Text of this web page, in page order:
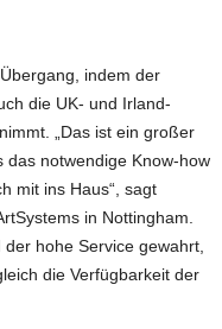
indem der
die UK- und Irland-
„Das ist ein großer
das notwendige Know-how
mit ins Haus“, sagt
in Nottingham.
hohe Service gewahrt,
die Verfügbarkeit der